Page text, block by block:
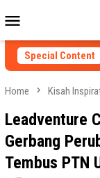
to
contentMenu
Special Content
Home Kisah
Leadventure
Gerbang
Tembus PTN